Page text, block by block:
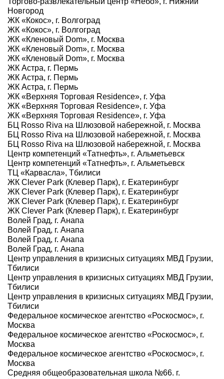
Новгород
ЖК «Кокос», г. Волгоград
ЖК «Кокос», г. Волгоград
ЖК «Кленовый Dom», г. Москва
ЖК «Кленовый Dom», г. Москва
ЖК «Кленовый Dom», г. Москва
ЖК Астра, г. Пермь
ЖК Астра, г. Пермь
ЖК Астра, г. Пермь
ЖК «Верхняя Торговая Residence», г. Уфа
ЖК «Верхняя Торговая Residence», г. Уфа
ЖК «Верхняя Торговая Residence», г. Уфа
БЦ Rosso Riva на Шлюзовой набережной, г. Москва
БЦ Rosso Riva на Шлюзовой набережной, г. Москва
БЦ Rosso Riva на Шлюзовой набережной, г. Москва
Центр компетенций «Татнефть», г. Альметьевск
Центр компетенций «Татнефть», г. Альметьевск
ТЦ «Карвасла», Тбилиси
ЖК Clever Park (Клевер Парк), г. Екатеринбург
ЖК Clever Park (Клевер Парк), г. Екатеринбург
ЖК Clever Park (Клевер Парк), г. Екатеринбург
ЖК Clever Park (Клевер Парк), г. Екатеринбург
Волей Град, г. Анапа
Волей Град, г. Анапа
Волей Град, г. Анапа
Волей Град, г. Анапа
Центр управления в кризисных ситуациях МВД Грузии,
Тбилиси
Центр управления в кризисных ситуациях МВД Грузии,
Тбилиси
Центр управления в кризисных ситуациях МВД Грузии,
Тбилиси
Федеральное космическое агентство «Роскосмос», г.
Москва
Федеральное космическое агентство «Роскосмос», г.
Москва
Федеральное космическое агентство «Роскосмос», г.
Москва
Средняя общеобразовательная школа №66. г.